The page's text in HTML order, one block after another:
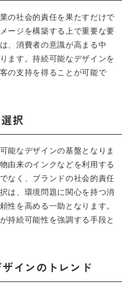
の社会的責任を果たすだけで
ージを構築する上で重要な要
、消費者の意識が高まる中
ます。持続可能なデザインを
の支持を得ることが可能で
択
能なデザインの基盤となりま
由来のインクなどを利用する
なく、ブランドの社会的責任
は、環境問題に関心を持つ消
性を高める一助となります。
持続可能性を強調する手段と
インのトレンド